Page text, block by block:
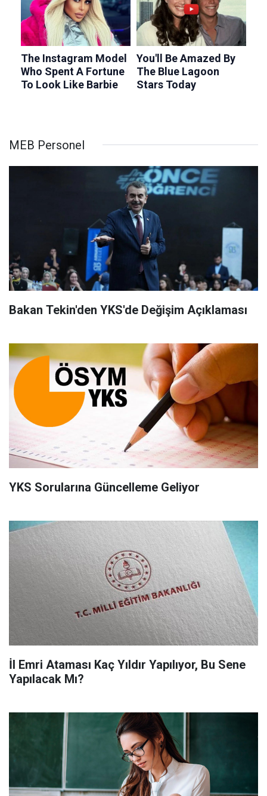
MEB Personel
Bakan Tekin'den YKS'de Değişim Açıklaması
YKS Sorularına Güncelleme Geliyor
İl Emri Ataması Kaç Yıldır Yapılıyor, Bu Sene
Yapılacak Mı?